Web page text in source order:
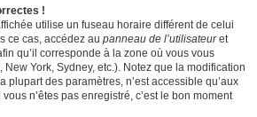
!
utilise un fuseau horaire différent de celui
ce cas, accédez au panneau de l’utilisateuret
qu’il corresponde à la zone où vous vous
York, Sydney, etc.). Notez que la modification
plupart des paramètres, n’est accessible qu’aux
n’êtes pas enregistré, c’est le bon moment